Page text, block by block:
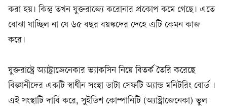
করা হয়। কিন্তু তখন যুক্তরাজ্যে করোনার প্রকোপ কমে গেছে। এতে
বোঝা যাচ্ছিল না যে ৬৫ বছর বয়স্কদের দেহে এটি কেমন কাজ
করে।
যুক্তরাষ্ট্রে অ্যাস্ট্রাজেনেকার ভ্যাকসিন নিয়ে বিতর্ক তৈরি করেছে
বিজ্ঞানীদের একটি স্বাধীন সংস্থা ডাটা সেফটি অ্যান্ড মনিটরিং বোর্ড ।
এই সংস্থাটি দাবি করে, সুইডিশ কোম্পানিটি (অ্যাস্ট্রাজেনেকা) ভুল